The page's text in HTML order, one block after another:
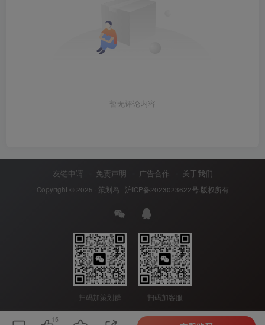
暂无评论内容
友链申请 免责声明 广告合作 关于我们
Copyright © 2025 · 策划岛 · 沪ICP备2023023622号 .版权所有
扫码加策划群 扫码加客服
15